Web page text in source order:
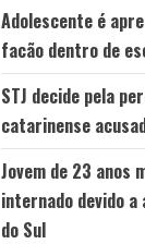
Adolescente é
facão dentro de
STJ decide pela
catarinense
Jovem de 23 anos
internado devido a
do Sul